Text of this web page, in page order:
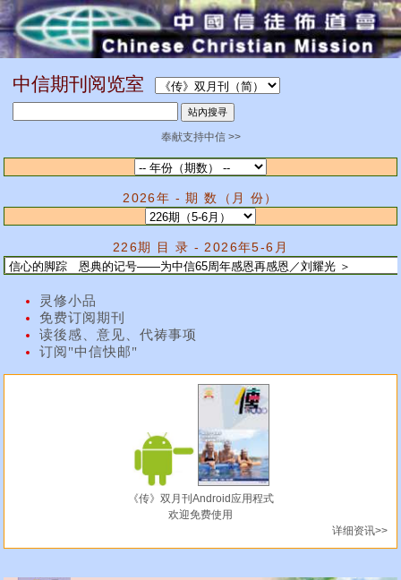
中信期刊阅览室
奉献支持中信 >>
2026年 - 期 数（月 份）
226期 目 录 - 2026年5-6月
灵修小品
免费订阅期刊
读後感、意见、代祷事项
订阅"中信快邮"
《传》双月刊Android应用程式
欢迎免费使用
详细资讯>>